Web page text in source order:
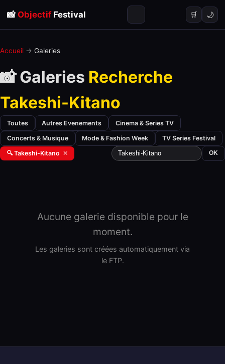
📸 ObjectifFestival 🛒 🌙
Accueil → Galeries
📸 Galeries Recherche
Takeshi-Kitano
Toutes Autres Evenements Cinema & Series TV
Concerts & Musique Mode & Fashion Week TV Series Festival
🔍 Takeshi-Kitano ✕ OK
Aucune galerie disponible pour le
moment.
Les galeries sont créées automatiquement via
le FTP.